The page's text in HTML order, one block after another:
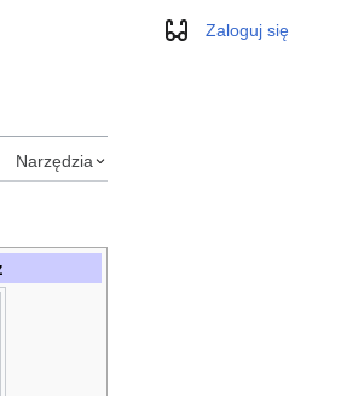
WyglądZaloguj się
Narzędzia